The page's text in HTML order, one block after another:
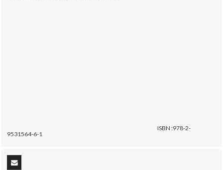
ISBN :978-2-
9531564-6-1